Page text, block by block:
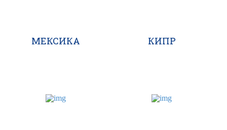
МЕКСИКА КИПР